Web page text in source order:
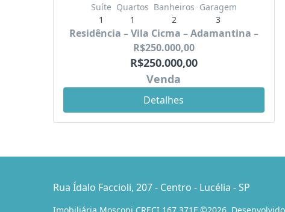
Suíte
1
Quartos
1
Banheiros
2
Garagem
3
Residência – Vila Cicma – Adamantina –
R$250.000,00
R$250.000,00
Venda
Detalhes
Rua Ídalo Faccioli, 207 - Centro - Lucélia - SP